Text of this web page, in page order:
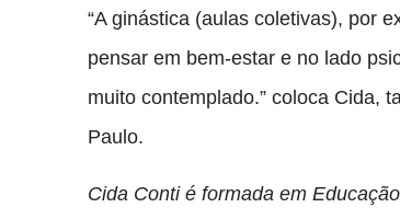
“A ginástica (aulas coletivas), por
pensar em bem-estar e no lado
muito contemplado.” coloca Cida,
Paulo.
Cida Conti é formada em